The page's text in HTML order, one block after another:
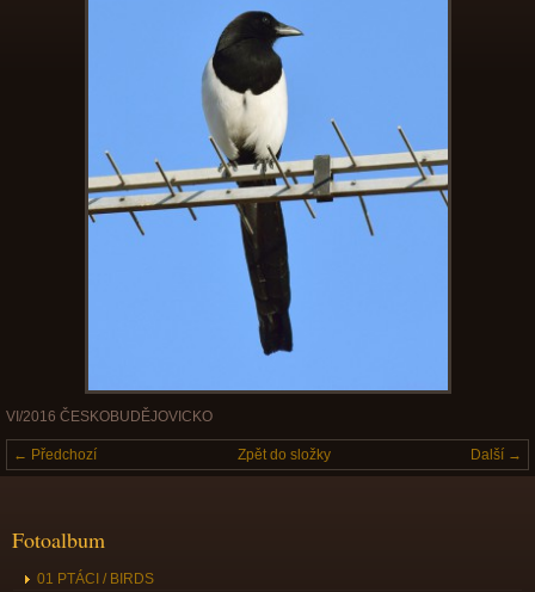
VI/2016 ČESKOBUDĚJOVICKO
← Předchozí Další →
Zpět do složky
Fotoalbum
01 PTÁCI / BIRDS